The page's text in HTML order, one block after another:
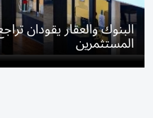
البنوك والعقار يقودان
المستثمرين